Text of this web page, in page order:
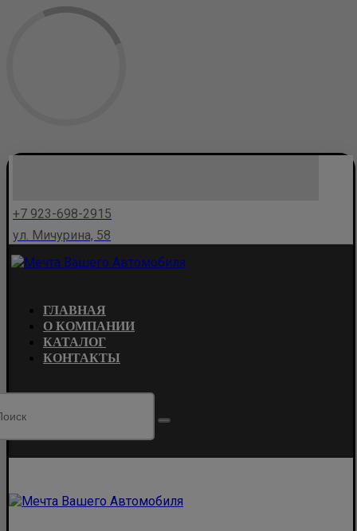
+7 923-698-2915
ул. Мичурина, 58
ГЛАВНАЯ
О КОМПАНИИ
КАТАЛОГ
КОНТАКТЫ